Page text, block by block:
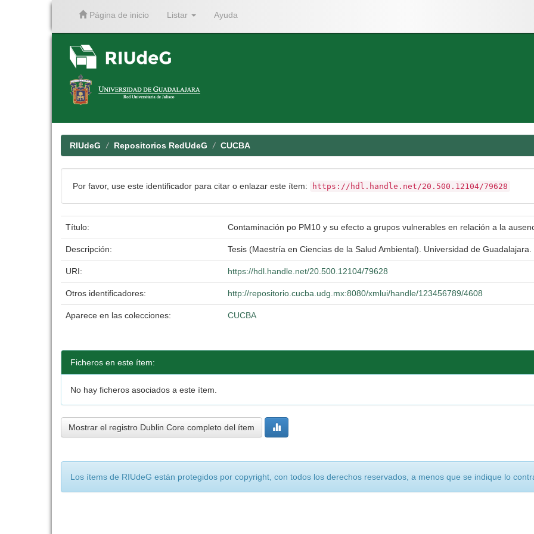
Página de inicio Listar Ayuda
RIUdeG Repositorios RedUdeG CUCBA
Por favor, use este identificador para citar o enlazar este ítem: https://hdl.handle.net/20.500.12104/79628
Título: Contaminación po PM10 y su efecto a grupos vulnerables en relación a la
Descripción: Tesis (Maestría en Ciencias de la Salud Ambiental). Universidad de Guadalajara.
URI: https://hdl.handle.net/20.500.12104/79628
Otros identificadores: http://repositorio.cucba.udg.mx:8080/xmlui/handle/123456789/4608
Aparece en las colecciones: CUCBA
Ficheros en este ítem:
No hay ficheros asociados a este ítem.
Mostrar el registro Dublin Core completo del ítem
Los ítems de RIUdeG están protegidos por copyright, con todos los derechos reservados, a menos que se indique lo